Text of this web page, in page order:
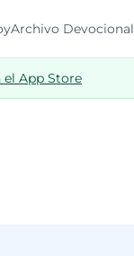
Archivo Devocional
el App Store